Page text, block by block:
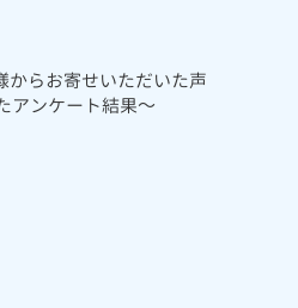
からお寄せいただいた声
アンケート結果～